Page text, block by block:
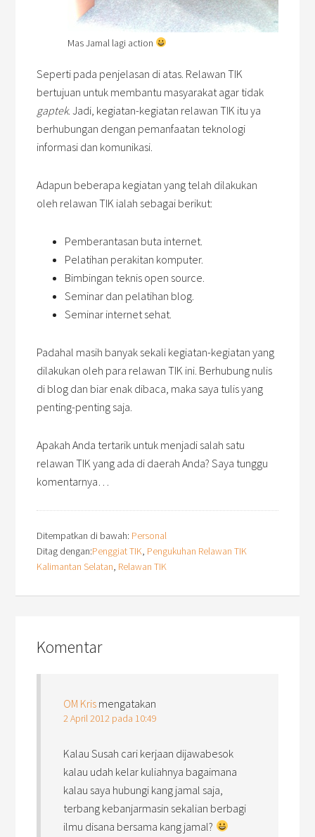
Mas Jamal lagi action
Seperti pada penjelasan di atas. Relawan TIK
bertujuan untuk membantu masyarakat agar tidak
gaptek. Jadi, kegiatan-kegiatan relawan TIK itu ya
berhubungan dengan pemanfaatan teknologi
informasi dan komunikasi.
Adapun beberapa kegiatan yang telah dilakukan
oleh relawan TIK ialah sebagai berikut:
Pemberantasan buta internet.
Pelatihan perakitan komputer.
Bimbingan teknis open source.
Seminar dan pelatihan blog.
Seminar internet sehat.
Padahal masih banyak sekali kegiatan-kegiatan yang
dilakukan oleh para relawan TIK ini. Berhubung nulis
di blog dan biar enak dibaca, maka saya tulis yang
penting-penting saja.
Apakah Anda tertarik untuk menjadi salah satu
relawan TIK yang ada di daerah Anda? Saya tunggu
komentarnya…
Ditempatkan di bawah: Personal
Ditag dengan:Penggiat TIK, Pengukuhan Relawan TIK
Kalimantan Selatan, Relawan TIK
Komentar
OM Kris mengatakan
2 April 2012 pada 10:49
Kalau Susah cari kerjaan dijawabesok
kalau udah kelar kuliahnya bagaimana
kalau saya hubungi kang jamal saja,
terbang kebanjarmasin sekalian berbagi
ilmu disana bersama kang jamal?